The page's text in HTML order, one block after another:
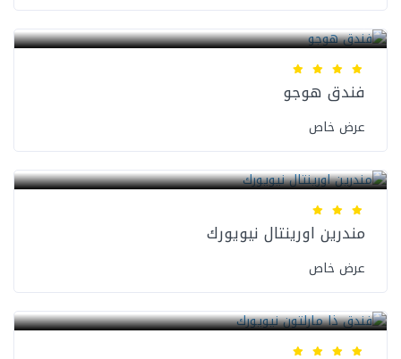
فندق هوجو
عرض خاص
مندرين اورينتال نيويورك
عرض خاص